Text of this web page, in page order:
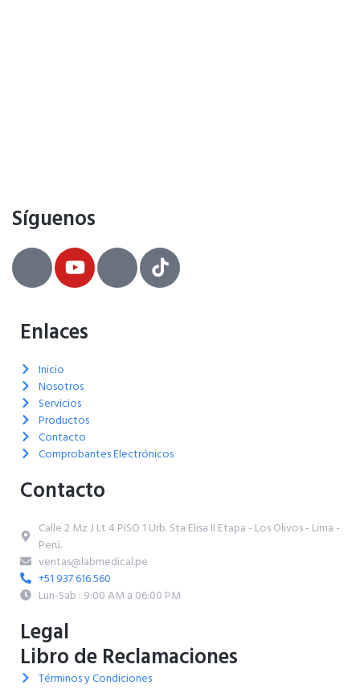
Síguenos
Enlaces
Inicio
Nosotros
Servicios
Productos
Contacto
Comprobantes Electrónicos
Contacto
Calle 2 Mz J Lt 4 PISO 1 Urb. Sta Elisa II Etapa - Los Olivos - Lima -
Perú.
ventas@labmedical.pe
+51 937 616 560
Lun-Sab : 9:00 AM a 06:00 PM
Legal
Libro de Reclamaciones
Términos y Condiciones